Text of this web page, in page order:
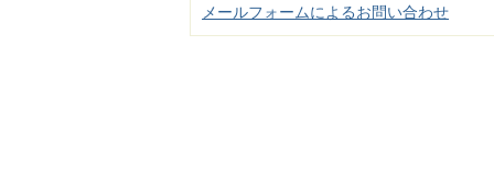
メールフォームによるお問い合わせ